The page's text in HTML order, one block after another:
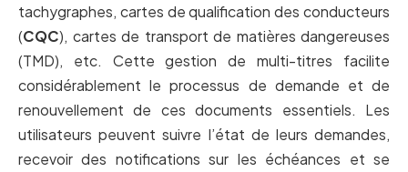
tachygraphes, cartes de qualification des conducteurs
(CQC), cartes de transport de matières dangereuses
(TMD), etc. Cette gestion de multi-titres facilite
considérablement le processus de demande et de
renouvellement de ces documents essentiels. Les
utilisateurs peuvent suivre l’état de leurs demandes,
recevoir des notifications sur les échéances et se